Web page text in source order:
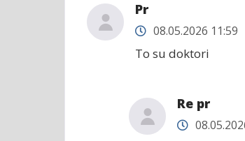
Pr
08.05.2026 11:59
To su doktori
Re pr